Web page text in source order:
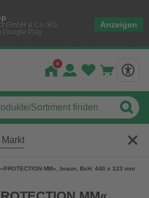
GmbH & Co. KG
Google Play
Anzeigen
MM«, braun, BxH: 440 x 123 mm,